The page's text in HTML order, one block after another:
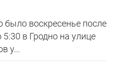
было воскресенье после
в Гродно на улице
у...